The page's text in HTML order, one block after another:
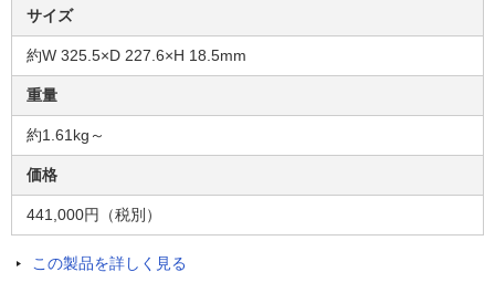
サイズ
約W 325.5×D 227.6×H 18.5mm
重量
約1.61kg～
価格
441,000円（税別）
この製品を詳しく見る